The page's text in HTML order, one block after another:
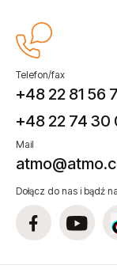
Telefon/fax
+48 22 81 56
+48 22 74 30
Mail
Dołącz do nas i bądź